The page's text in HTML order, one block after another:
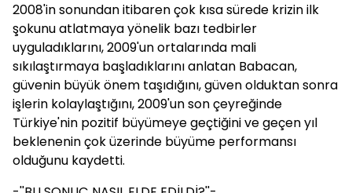
2008'in sonundan itibaren çok kısa sürede krizin ilk
şokunu atlatmaya yönelik bazı tedbirler
uyguladıklarını, 2009'un ortalarında mali
sıkılaştırmaya başladıklarını anlatan Babacan,
güvenin büyük önem taşıdığını, güven olduktan sonra
işlerin kolaylaştığını, 2009'un son çeyreğinde
Türkiye'nin pozitif büyümeye geçtiğini ve geçen yıl
beklenenin çok üzerinde büyüme performansı
olduğunu kaydetti.